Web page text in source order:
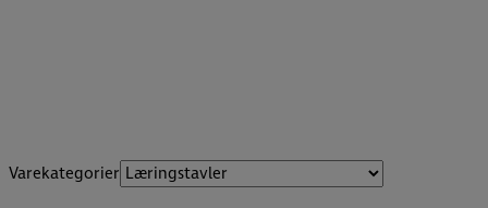
Varekategorier